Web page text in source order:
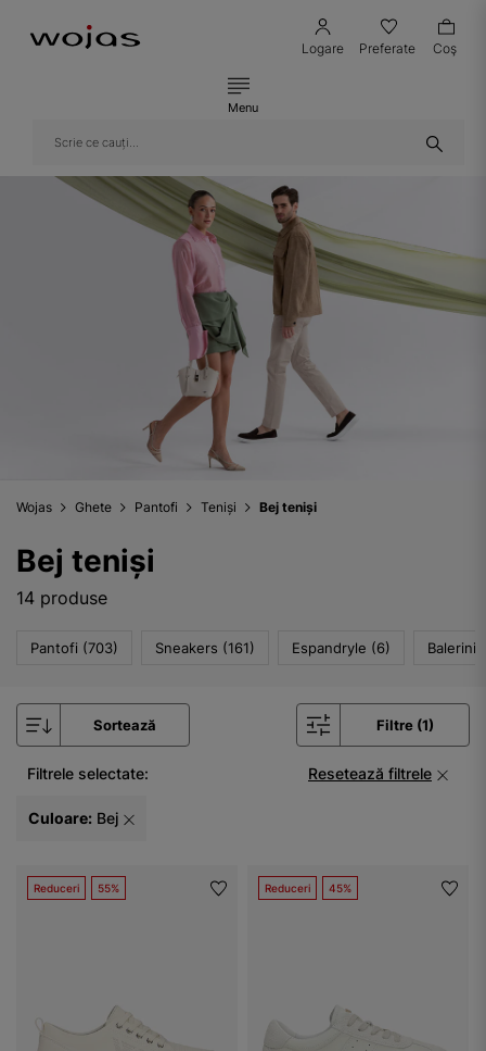
Logare Preferate Coş
Menu
Wojas Ghete Pantofi Teniși Bej teniși
Bej teniși
14 produse
Pantofi (703) Sneakers (161) Espandryle (6) Balerini
Sortează Filtre (1)
Filtrele selectate: Resetează filtrele
Culoare: Bej
Reduceri 55% Reduceri 45%